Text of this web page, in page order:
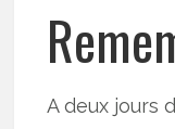
A deux jours